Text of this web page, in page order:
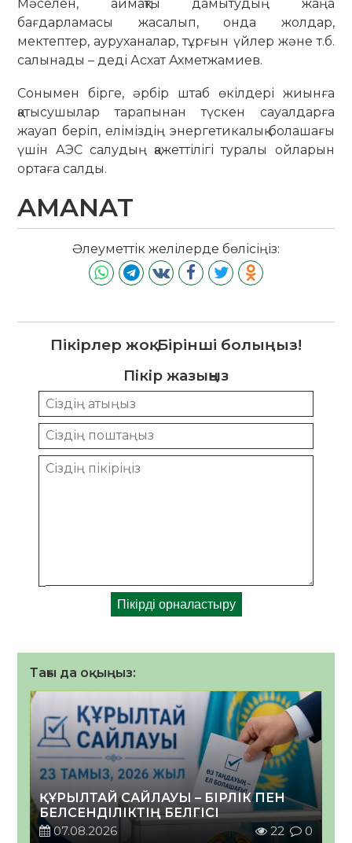
Мәселен, аймақты дамытудың жаңа
бағдарламасы жасалып, онда жолдар,
мектептер, ауруханалар, тұрғын үйлер және т.б.
салынады – деді Асхат Ахметжамиев.
Сонымен бірге, әрбір штаб өкілдері жиынға
қатысушылар тарапынан түскен сауалдарға
жауап беріп, еліміздің энергетикалық болашағы
үшін АЭС салудың қажеттілігі туралы ойларын
ортаға салды.
AMANAT
Әлеуметтік желілерде бөлісіңіз:
Пікірлер жоқ. Бірінші болыңыз!
Пікір жазыңыз
Тағы да оқыңыз:
ҚҰРЫЛТАЙ САЙЛАУЫ – БІРЛІК ПЕН
БЕЛСЕНДІЛІКТІҢ БЕЛГІСІ
07.08.2026
22 0